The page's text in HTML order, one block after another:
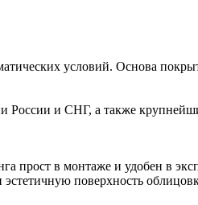
условий. Основа
России и СНГ, а также
прост в монтаже и удобен в
поверхность